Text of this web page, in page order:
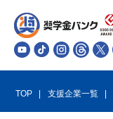
TOP 支援企業一覧